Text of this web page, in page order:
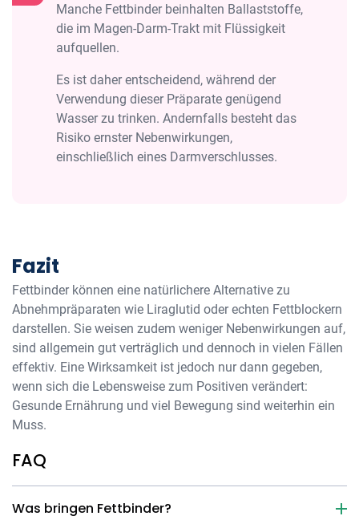
Manche Fettbinder beinhalten Ballaststoffe,
die im Magen-Darm-Trakt mit Flüssigkeit
aufquellen.
Es ist daher entscheidend, während der
Verwendung dieser Präparate genügend
Wasser zu trinken. Andernfalls besteht das
Risiko ernster Nebenwirkungen,
einschließlich eines Darmverschlusses.
Fazit
Fettbinder können eine natürlichere Alternative zu
Abnehmpräparaten wie Liraglutid oder echten Fettblockern
darstellen. Sie weisen zudem weniger Nebenwirkungen auf,
sind allgemein gut verträglich und dennoch in vielen Fällen
effektiv. Eine Wirksamkeit ist jedoch nur dann gegeben,
wenn sich die Lebensweise zum Positiven verändert:
Gesunde Ernährung und viel Bewegung sind weiterhin ein
Muss.
FAQ
Was bringen Fettbinder?